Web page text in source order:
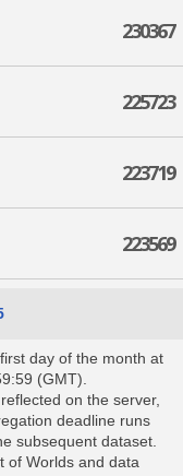
230367
225723
223719
223569
day of the month at
(GMT).
on the server,
deadline runs
subsequent dataset.
of Worlds and data